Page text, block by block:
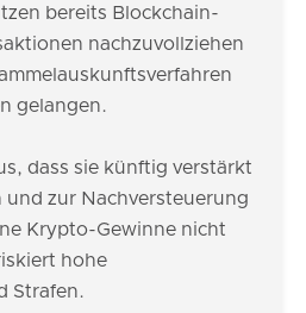
bereits Blockchain-
nachzuvollziehen
gelangen.
dass sie künftig verstärkt
und zur Nachversteuerung
Krypto-Gewinne nicht
hohe
Strafen.